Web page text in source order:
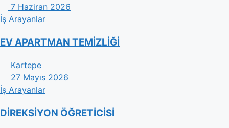
7 Haziran 2026
İş Arayanlar
EV APARTMAN TEMİZLİĞİ
Kartepe
27 Mayıs 2026
İş Arayanlar
DİREKSİYON ÖĞRETİCİSİ